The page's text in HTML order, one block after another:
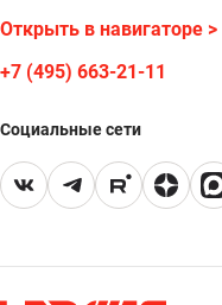
Открыть в навигаторе >
+7 (495) 663-21-11
Социальные сети